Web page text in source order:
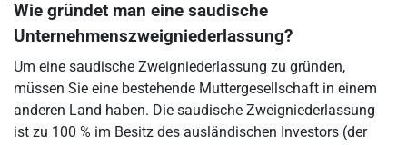
Wie gründet man eine saudische
Unternehmenszweigniederlassung?
Um eine saudische Zweigniederlassung zu gründen,
müssen Sie eine bestehende Muttergesellschaft in einem
anderen Land haben. Die saudische Zweigniederlassung
ist zu 100 % im Besitz des ausländischen Investors (der